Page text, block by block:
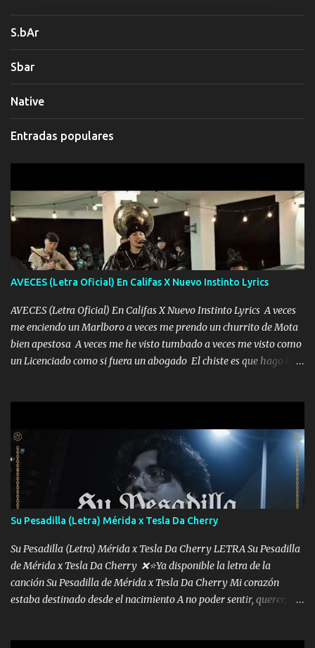
S.bAr
Sbar
Native
Entradas populares
AVECES (Letra Oficial) En Califas X Nuevo Instinto Lyrics
AVECES (Letra Oficial) En Califas X Nuevo Instinto Lyrics A veces
me enciendo un Marlboro a veces me prendo un churrito de Mota
bien apestosa A veces me he visto tumbado a veces me visto como
un Licenciado como si fuera un abogado El chiste es que hago lo
corriente no quieren verte subir de level trucha mis plebes Música
A veces me pongo un sombrero a veces me ven la cachucha de lado
con la mirada siempre en alto A veces me fajó una super o a veces
me fajó una Glock siempre armado todas las generaciones yo
traigo El chiste es que hago lo que quiero pues así soy me mandó
yo tengo el control a todos yo les paro el dedo soy hocicon un
malcriado un malandrón Que Les importa no saben nada falsas
las risas las que me miran hay gente corriente no quieren ve...
Su Pesadilla (Letra) Mérida x Tesla Da Cherry
Su Pesadilla (Letra) Mérida x Tesla Da Cherry LETRA Su Pesadilla
de Mérida x Tesla Da Cherry ❌⭐Ya disponible la letra de la
canción Su Pesadilla de Mérida x Tesla Da Cherry Mi corazón
estaba destinado desde el nacimiento A no poder sentir, querer,